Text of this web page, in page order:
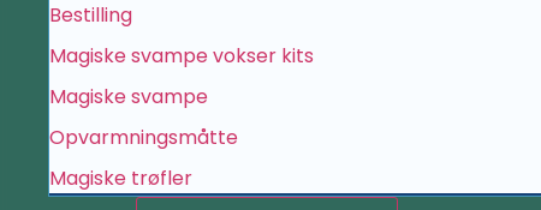
Bestilling
Magiske svampe vokser kits
Magiske svampe
Opvarmningsmåtte
Magiske trøfler